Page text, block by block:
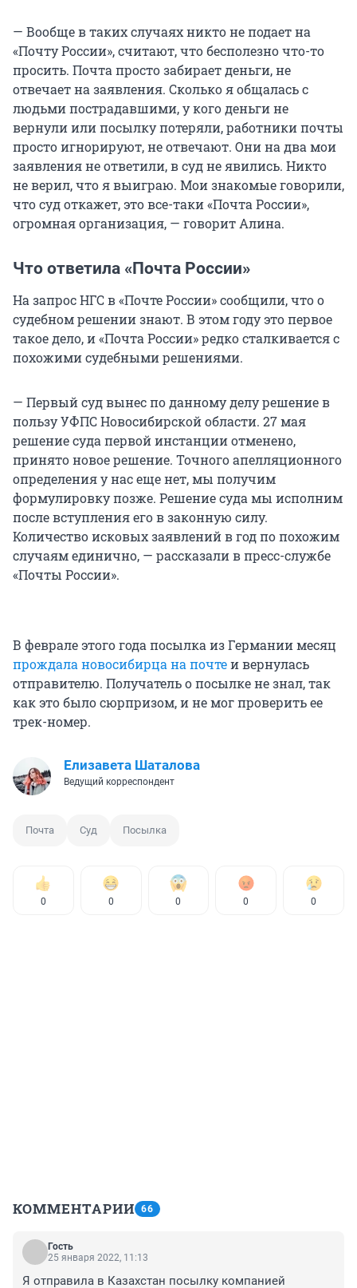
— Вообще в таких случаях никто не подает на
«Почту России», считают, что бесполезно что-то
просить. Почта просто забирает деньги, не
отвечает на заявления. Сколько я общалась с
людьми пострадавшими, у кого деньги не
вернули или посылку потеряли, работники почты
просто игнорируют, не отвечают. Они на два мои
заявления не ответили, в суд не явились. Никто
не верил, что я выиграю. Мои знакомые говорили,
что суд откажет, это все-таки «Почта России»,
огромная организация, — говорит Алина.
Что ответила «Почта России»
На запрос НГС в «Почте России» сообщили, что о
судебном решении знают. В этом году это первое
такое дело, и «Почта России» редко сталкивается с
похожими судебными решениями.
— Первый суд вынес по данному делу решение в
пользу УФПС Новосибирской области. 27 мая
решение суда первой инстанции отменено,
принято новое решение. Точного апелляционного
определения у нас еще нет, мы получим
формулировку позже. Решение суда мы исполним
после вступления его в законную силу.
Количество исковых заявлений в год по похожим
случаям единично, — рассказали в пресс-службе
«Почты России».
В феврале этого года посылка из Германии месяц
прождала новосибирца на почтеи вернулась
отправителю. Получатель о посылке не знал, так
как это было сюрпризом, и не мог проверить ее
трек-номер.
Елизавета Шаталова
Ведущий корреспондент
Почта Суд Посылка
0 0 0 0 0
КОММЕНТАРИИ 66
Гость
25 января 2022, 11:13
Я отправила в Казахстан посылку компанией